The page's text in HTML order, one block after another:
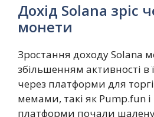
Дохід Solana зріс
монети
Зростання доходу Solana
збільшенням активності в
через платформи для
мемами, такі як Pump.fun
платформи почали